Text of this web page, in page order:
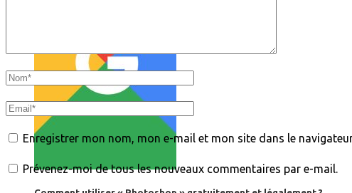
Enregistrer mon nom, mon e-mail et mon site dans le
Prévenez-moi de tous les nouveaux commentaires par e-mail.